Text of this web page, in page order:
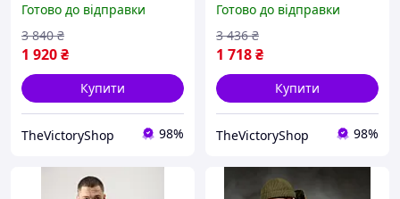
поліції L thedsq
Готово до відправки
1 920₴
3 840 ₴
Купити
TheVictoryShop 98%
капюшоном, армійська
камуфляжна куртка M
ty5hd
Готово до відправки
1 718₴
3 436 ₴
Купити
TheVictoryShop 98%